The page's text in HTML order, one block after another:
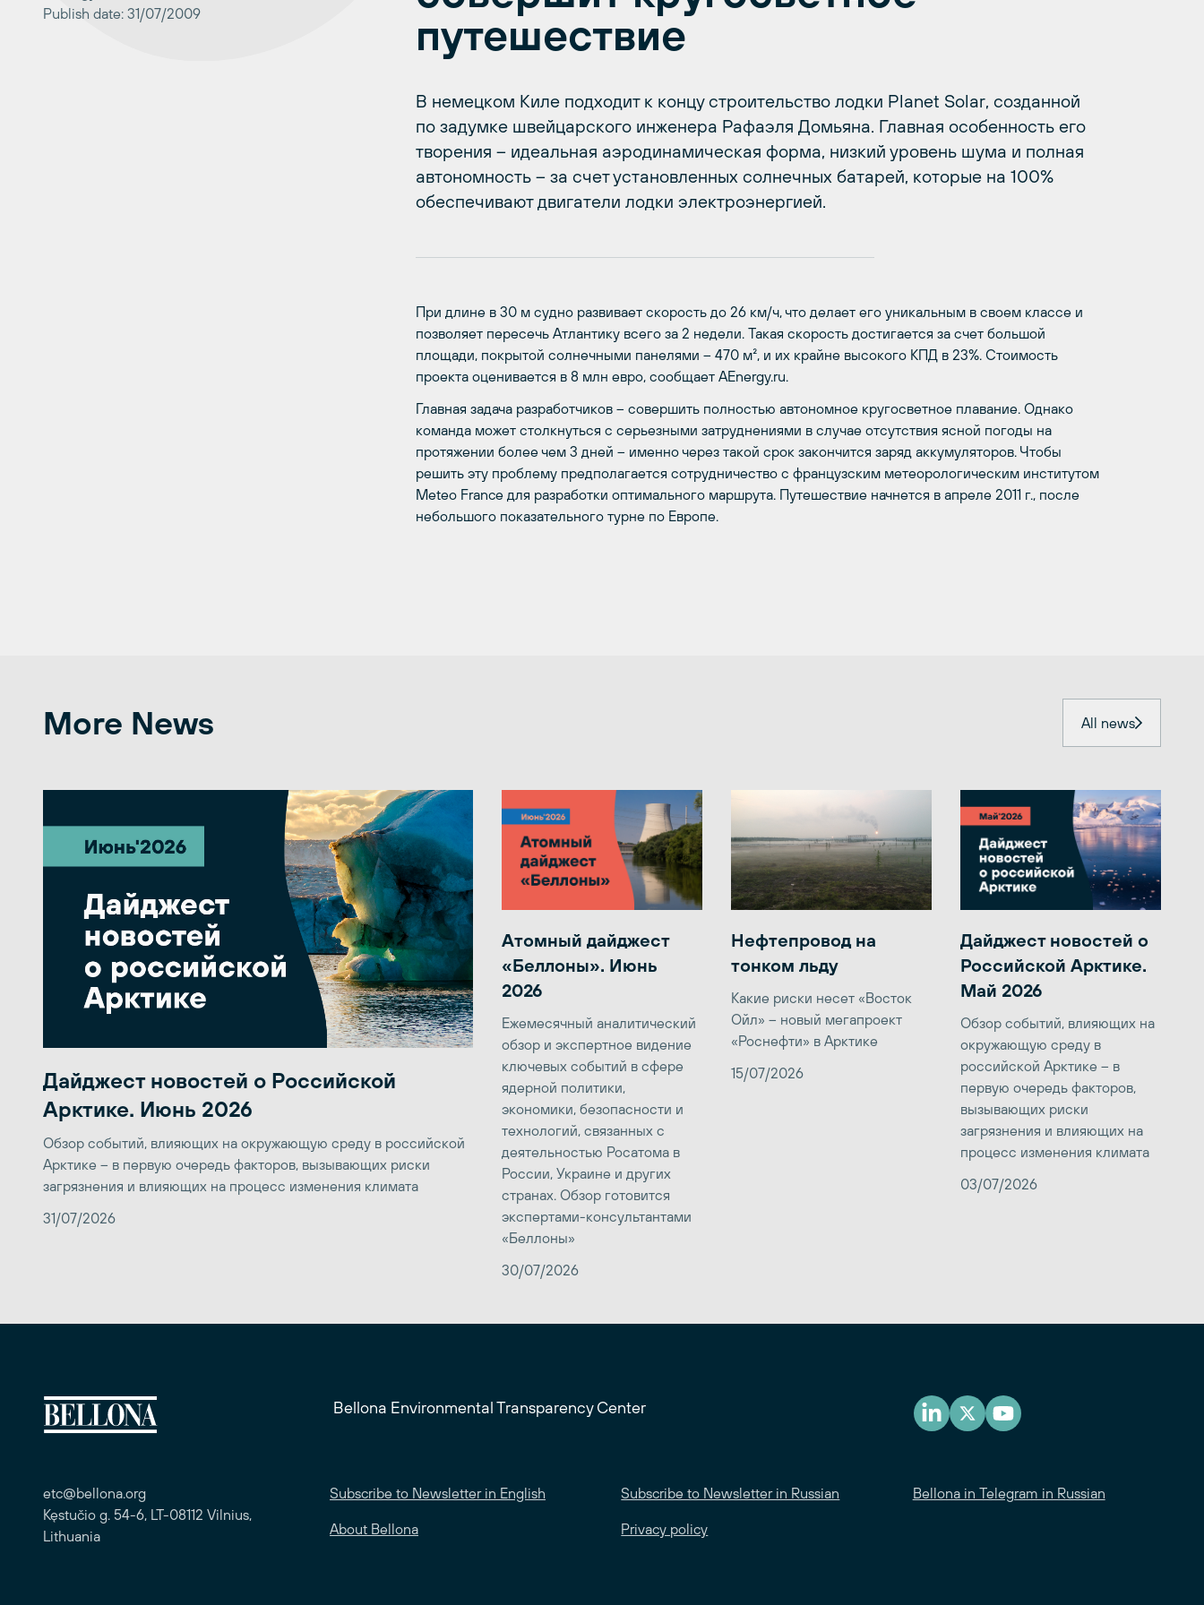
Publish date: 31/07/2009
путешествие
В немецком Киле подходит к концу строительство лодки Planet Solar, созданной
по задумке швейцарского инженера Рафаэля Домьяна. Главная особенность его
творения – идеальная аэродинамическая форма, низкий уровень шума и полная
автономность – за счет установленных солнечных батарей, которые на 100%
обеспечивают двигатели лодки электроэнергией.
При длине в 30 м судно развивает скорость до 26 км/ч, что делает его уникальным в своем классе и
позволяет пересечь Атлантику всего за 2 недели. Такая скорость достигается за счет большой
площади, покрытой солнечными панелями – 470 м², и их крайне высокого КПД в 23%. Стоимость
проекта оценивается в 8 млн евро, сообщает AEnergy.ru.
Главная задача разработчиков – совершить полностью автономное кругосветное плавание. Однако
команда может столкнуться с серьезными затруднениями в случае отсутствия ясной погоды на
протяжении более чем 3 дней – именно через такой срок закончится заряд аккумуляторов. Чтобы
решить эту проблему предполагается сотрудничество с французским метеорологическим институтом
Meteo France для разработки оптимального маршрута. Путешествие начнется в апреле 2011 г., после
небольшого показательного турне по Европе.
More News All news
Дайджест новостей о Российской
Арктике. Июнь 2026
Обзор событий, влияющих на окружающую среду в российской
Арктике – в первую очередь факторов, вызывающих риски
загрязнения и влияющих на процесс изменения климата
31/07/2026
Атомный дайджест
«Беллоны». Июнь
2026
Ежемесячный аналитический
обзор и экспертное видение
ключевых событий в сфере
ядерной политики,
экономики, безопасности и
технологий, связанных с
деятельностью Росатома в
России, Украине и других
странах. Обзор готовится
экспертами-консультантами
«Беллоны»
30/07/2026
Нефтепровод на
тонком льду
Какие риски несет «Восток
Ойл» – новый мегапроект
«Роснефти» в Арктике
15/07/2026
Дайджест новостей о
Российской Арктике.
Май 2026
Обзор событий, влияющих на
окружающую среду в
российской Арктике – в
первую очередь факторов,
вызывающих риски
загрязнения и влияющих на
процесс изменения климата
03/07/2026
Bellona Environmental Transparency Center
etc@bellona.org
Kęstučio g. 54-6, LT-08112 Vilnius,
Lithuania
Subscribe to Newsletter in English Subscribe to Newsletter in Russian Bellona in Telegram in Russian
About Bellona Privacy policy